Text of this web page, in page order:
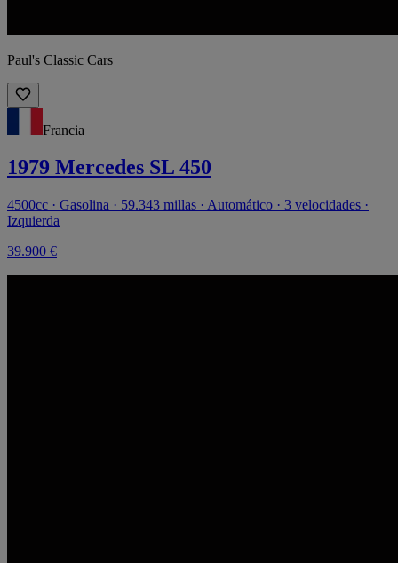
Paul's Classic Cars
Francia
1979 Mercedes SL 450
4500cc · Gasolina · 59.343 millas · Automático · 3 velocidades ·
Izquierda
39.900 €